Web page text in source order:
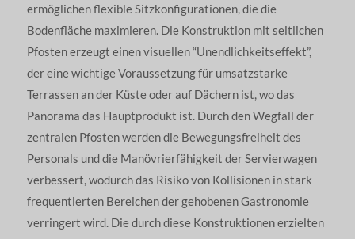
ermöglichen flexible Sitzkonfigurationen, die die
Bodenfläche maximieren. Die Konstruktion mit seitlichen
Pfosten erzeugt einen visuellen “Unendlichkeitseffekt”,
der eine wichtige Voraussetzung für umsatzstarke
Terrassen an der Küste oder auf Dächern ist, wo das
Panorama das Hauptprodukt ist. Durch den Wegfall der
zentralen Pfosten werden die Bewegungsfreiheit des
Personals und die Manövrierfähigkeit der Servierwagen
verbessert, wodurch das Risiko von Kollisionen in stark
frequentierten Bereichen der gehobenen Gastronomie
verringert wird. Die durch diese Konstruktionen erzielten